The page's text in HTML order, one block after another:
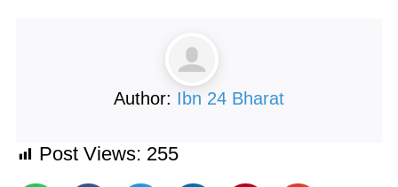
Author: Ibn 24 Bharat
Post Views: 255